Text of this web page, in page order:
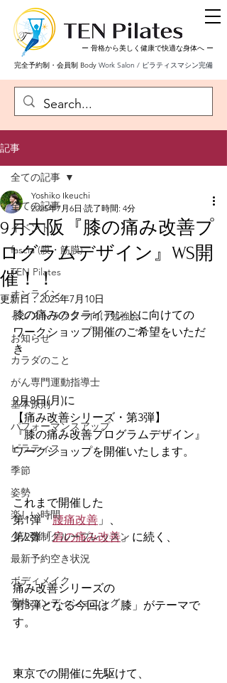
ー 骨格から美しく健康で快適な身体へ ー
完全予約制・会員制 Body Work Salon / ピラティスマシン完備
記事
全ての記事
イベント
fascia (膜・筋膜)
TEN Pilates
オンライン
インストラクター向け勉強会
お知らせ
カラダのこと
がん専門運動指導士
基本原則
パフォーマンスアップ
ピラティス
季節
姿勢
楽しい時間
少人数制グループレッスン
最新予約空き状況
ボディメイク
骨格コンディショニング
全ての記事
9月大阪『膝の痛み改善プ
ログラムデザイン』WS開
催！！
Yoshiko Ikeuchi
2025年7月6日 読了時間: 4分
更新日：2025年7月10日
膝の痛みのクライアントに向けての
ワークショップ開催のご希望をいただ
き
9月8日(月)に
【痛み改善シリーズ・第3弾】
『膝の痛み改善プログラムデザイン』
ワークショップを開催いたします。
これまで開催した
第1弾「腰痛改善 」、
第2弾「肩の痛み改善」に続く、
痛み改善シリーズの
第3弾となる今回は「膝」がテーマで
す。
東京での開催に先駆けて、